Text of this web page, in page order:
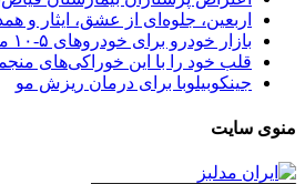
اربعین، جلوه‌ای از عشق، ایثار
بازار خودرو برای خودروهای ۵-۱۰ میلیاردی آماده نیست!
قلب خود را با این خوراکی‌های
جینکوبیلوبا برای درمان ریزش مو
منوی سایت